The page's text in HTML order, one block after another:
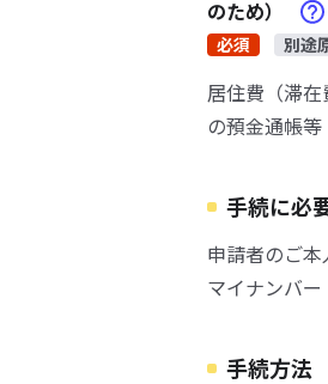
のため）
必須 別途
居住費（滞
の預金通帳
手続に必
申請者のご
マイナンバ
手続方法